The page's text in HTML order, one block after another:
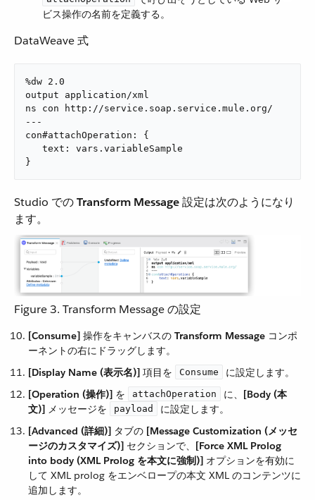
ビス操作の名前を定義する。
DataWeave 式
%dw 2.0
output application/xml
ns con http://service.soap.service.mule.org/
---
con#attachOperation: {
   text: vars.variableSample
}
Studio での ​Transform Message​ 設定は次のようになり
ます。
Figure 3. Transform Message の設定
[Consume] ​ 操作をキャンバスの ​ Transform Message ​ コンポ
ーネントの右にドラッグします。
[Display Name (表示名)] ​ 項目を ​ Consume
​ に設定します。
[Operation (操作)] ​ を ​ attachOperation ​ に、​ [Body (本
文)] ​ メッセージを ​ payload
​ に設定します。
[Advanced (詳細)] ​ タブの ​ [Message Customization (メッセ
ージのカスタマイズ)] ​ セクションで、​ [Force XML Prolog
into body (XML Prolog を本文に強制)] ​ オプションを有効に
して XML prolog をエンベロープの本文 XML のコンテンツに
追加します。